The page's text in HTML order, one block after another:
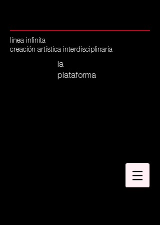
línea infinita
creación artística interdisciplinaria
la
plataforma